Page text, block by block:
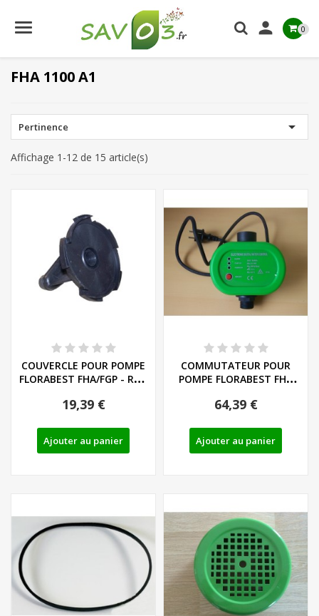
 0
FHA 1100 A1
Pertinence 
Affichage 1-12 de 15 article(s)
COUVERCLE POUR POMPE
FLORABEST FHA/FGP - REF:
19,39 €
Ajouter au panier
COMMUTATEUR POUR
POMPE FLORABEST FHA
64,39 €
Ajouter au panier